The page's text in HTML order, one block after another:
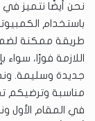
نحن أيضًا نتميز
باستخدام
طريقة ممكنة
اللازمة فورًا،
جديدة وسليمة.
مناسبة وترضيكم
في المقام الأول